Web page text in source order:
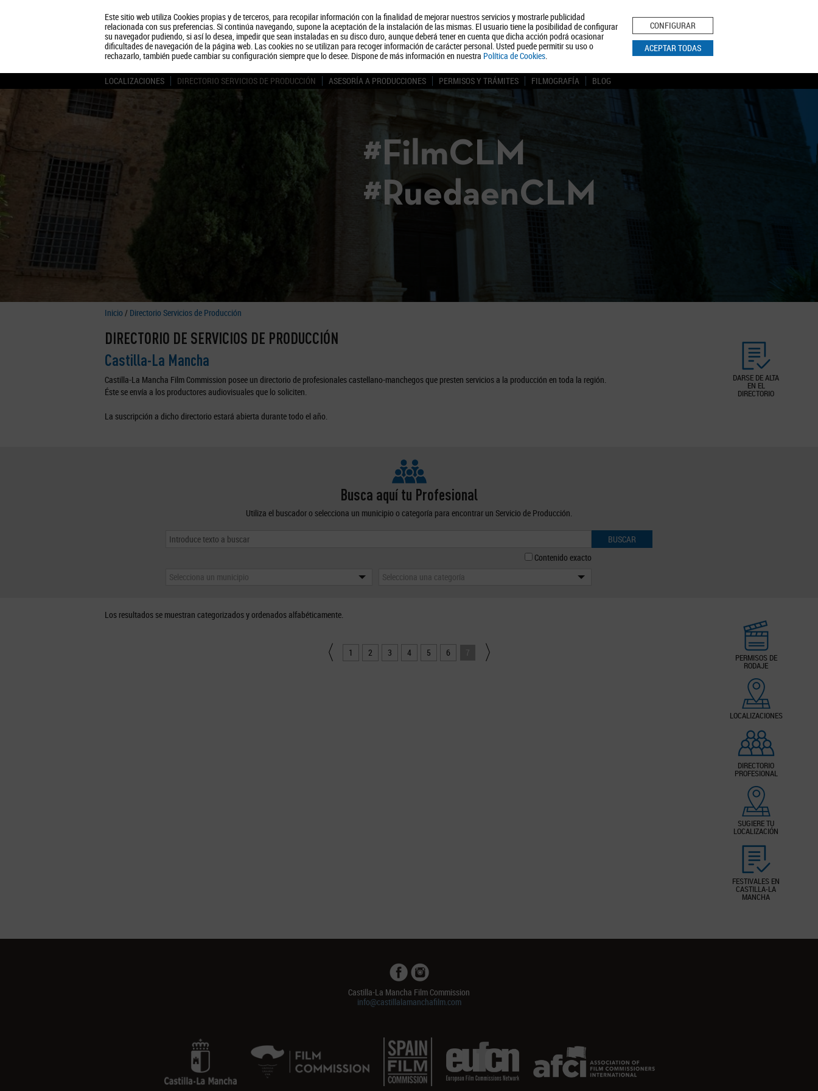
Este sitio web utiliza Cookies propias y de terceros, para recopilar información con la finalidad de mejorar nuestros servicios y mostrarle publicidad
relacionada con sus preferencias. Si continúa navegando, supone la aceptación de la instalación de las mismas. El usuario tiene la posibilidad de configurar
su navegador pudiendo, si así lo desea, impedir que sean instaladas en su disco duro, aunque deberá tener en cuenta que dicha acción podrá ocasionar
dificultades de navegación de la página web. Las cookies no se utilizan para recoger información de carácter personal. Usted puede permitir su uso o
rechazarlo, también puede cambiar su configuración siempre que lo desee. Dispone de más información en nuestra Política de Cookies.
CONFIGURAR
ACEPTAR TODAS
Quiénes somos Turismo Política de Privacidad Aviso Legal Política de Cookies
BUSCAR
LOCALIZACIONES DIRECTORIO SERVICIOS DE PRODUCCIÓN ASESORÍA A PRODUCCIONES PERMISOS Y TRÁMITES FILMOGRAFÍA BLOG
#FilmCLM
#RuedaenCLM
Inicio / Directorio Servicios de Producción
DARSE DE ALTA
EN EL
DIRECTORIO
DIRECTORIO DE SERVICIOS DE PRODUCCIÓN
Castilla-La Mancha
Castilla-La Mancha Film Commission posee un directorio de profesionales castellano-manchegos que presten servicios a la producción en toda la región.
Éste se envía a los productores audiovisuales que lo soliciten.
La suscripción a dicho directorio estará abierta durante todo el año.
Busca aquí tu Profesional
Utiliza el buscador o selecciona un municipio o categoría para encontrar un Servicio de Producción.
BUSCAR
Contenido exacto
Selecciona un municipio
Selecciona una categoría
PERMISOS DE
RODAJE
LOCALIZACIONES
DIRECTORIO
PROFESIONAL
SUGIERE TU
LOCALIZACIÓN
FESTIVALES EN
CASTILLA-LA
MANCHA
Los resultados se muestran categorizados y ordenados alfabéticamente.
1 2 3 4 5 6 7
Castilla-La Mancha Film Commission
info@castillalamanchafilm.com